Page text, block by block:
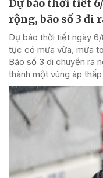
Dự báo thời tiết
rộng, bão số 3 đi
Dự báo thời tiết ngày
tục có mưa vừa, mưa
Bão số 3 di chuyển ra
thành một vùng áp